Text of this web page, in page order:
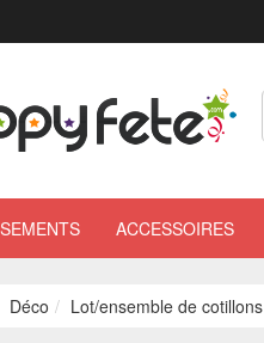
ACCESSOIRES
Déco Lot/ensemble de cotillons